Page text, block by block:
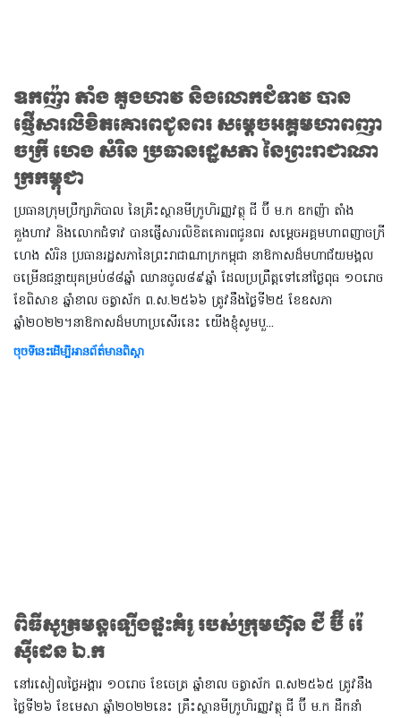
ឧកញ៉ា តាំង គួងហាវ និងលោកជំទាវ បាន
ផ្ញើសារលិខិតគោរពជូនពរ សម្ដេចអគ្គមហាពញា
ចក្រី ហេង សំរិន ប្រធានរដ្ឋសភា នៃព្រះរាជាណា
ក្រកម្ពុជា
ប្រធានក្រុមប្រឹក្សាភិបាល នៃគ្រឹះស្ថានមីក្រូហិរញ្ញវត្ថុ ជី ប៊ី ម.ក ឧកញ៉ា តាំង
គួងហាវ និងលោកជំទាវ បានផ្ញើសារលិខិតគោរពជូនពរ សម្ដេចអគ្គមហាពញាចក្រី
ហេង សំរិន ប្រធានរដ្ឋសភានៃព្រះរាជាណាក្រកម្ពុជា នាឱកាសដ៏មហាជ័យមង្គល
ចម្រើនជន្មាយុគម្រប់៨៨ឆ្នាំ ឈានចូល៨៩ឆ្នាំ ដែលប្រព្រឹត្តទៅនៅថ្ងៃពុធ ១០រោច
ខែពិសាខ ឆ្នាំខាល ចត្វាស័ក ព.ស.២៥៦៦ ត្រូវនឹងថ្ងៃទី២៥ ខែឧសភា
ឆ្នាំ២០២២។នាឱកាសដ៏មហាប្រសើរនេះ យើងខ្ញុំសូមបួ...
ចុចទីនេះដើម្បីអានព័ត៌មានពិស្តា
ពិធីសូត្រមន្តឡើងផ្ទះគំរូ របស់ក្រុមហ៊ុន ជី ប៊ី រ៉េ
ស៊ីដេន ឯ.ក
នៅរសៀលថ្ងៃអង្គារ ១០រោច ខែចេត្រ ឆ្នាំខាល ចត្វាស័ក ព.ស២៥៦៥ ត្រូវនឹង
ថ្ងៃទី២៦ ខែមេសា ឆ្នាំ២០២២នេះ គ្រឹះស្ថានមីក្រូហិរញ្ញវត្ថុ ជី ប៊ី ម.ក ដឹកនាំ